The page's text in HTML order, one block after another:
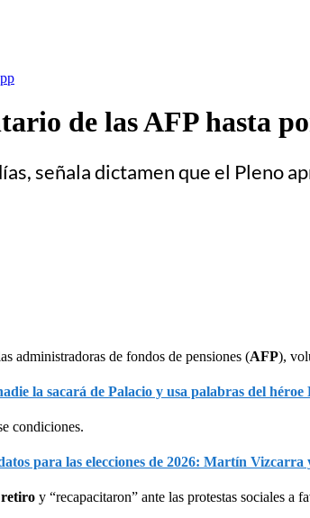
de las AFP hasta
señala dictamen que el Pleno
administradoras de fondos de pensiones (AFP),
la sacará de Palacio y usa palabras del héroe
condiciones.
para las elecciones de 2026: Martín
retiro y “recapacitaron” ante las protestas sociales a